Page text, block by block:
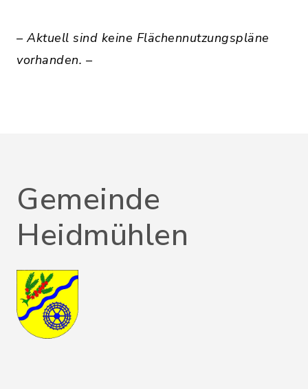
– Aktuell sind keine Flächennutzungspläne
vorhanden. –
Gemeinde
Heidmühlen